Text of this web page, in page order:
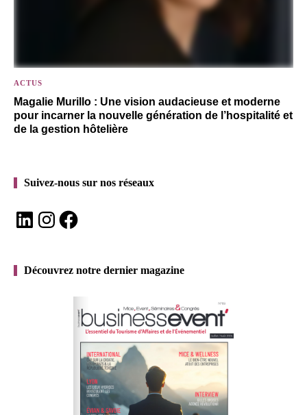
ACTUS
Magalie Murillo : Une vision audacieuse et moderne
pour incarner la nouvelle génération de l’hospitalité et
de la gestion hôtelière
Suivez-nous sur nos réseaux
LinkedInInstagramFacebook
Découvrez notre dernier magazine